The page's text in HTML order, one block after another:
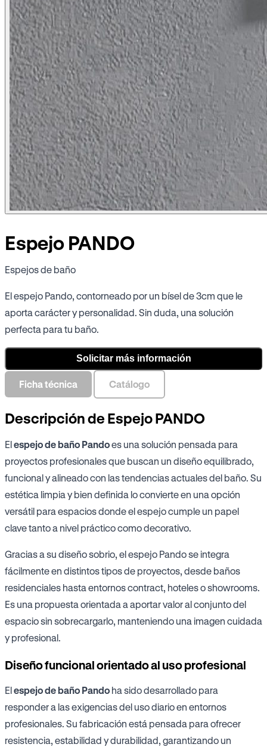
Espejo PANDO
Espejos de baño
El espejo Pando, contorneado por un bísel de 3cm que le
aporta carácter y personalidad. Sin duda, una solución
perfecta para tu baño.
Solicitar más información
Ficha técnica Catálogo
Descripción de Espejo PANDO
Elespejo de baño Pandoes una solución pensada para
proyectos profesionales que buscan un diseño equilibrado,
funcional y alineado con las tendencias actuales del baño. Su
estética limpia y bien definida lo convierte en una opción
versátil para espacios donde el espejo cumple un papel
clave tanto a nivel práctico como decorativo.
Gracias a su diseño sobrio, el espejo Pando se integra
fácilmente en distintos tipos de proyectos, desde baños
residenciales hasta entornos contract, hoteles o showrooms.
Es una propuesta orientada a aportar valor al conjunto del
espacio sin sobrecargarlo, manteniendo una imagen cuidada
y profesional.
Diseño funcional orientado al uso profesional
Elespejo de baño Pando ha sido desarrollado para
responder a las exigencias del uso diario en entornos
profesionales. Su fabricación está pensada para ofrecer
resistencia, estabilidad y durabilidad, garantizando un